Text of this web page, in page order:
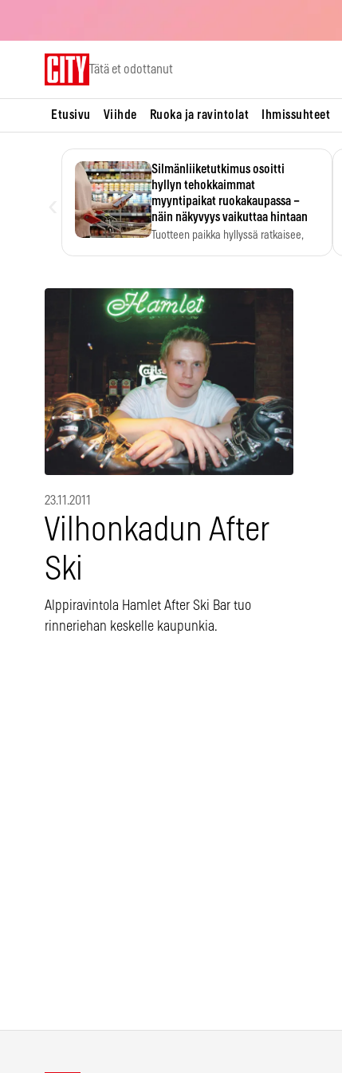
Tätä et odottanut
Etusivu Viihde Ruoka ja ravintolat Ihmissuhteet
Silmänliiketutkimus osoitti
hyllyn tehokkaimmat
myyntipaikat ruokakaupassa –
näin näkyvyys vaikuttaa hintaan
Tuotteen paikka hyllyssä ratkaisee,
23.11.2011
Vilhonkadun After
Ski
Alppiravintola Hamlet After Ski Bar tuo
rinneriehan keskelle kaupunkia.